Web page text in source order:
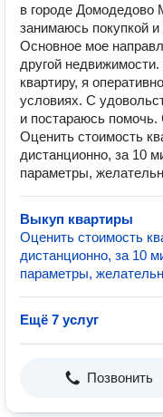
в городе Домодедово
занимаюсь покупкой
Основное мое
другой
квартиру, я
условиях. С
и постараюсь помочь.
Оценить стоимость
дистанционно, за 10
параметры,
Выкуп квартиры
Оценить стоимость
дистанционно, за 10
параметры,
Ещё 7 услуг
Позвонить